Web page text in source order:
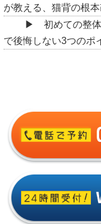
が教える、猫背の根
初めての整
で後悔しない3つのポ